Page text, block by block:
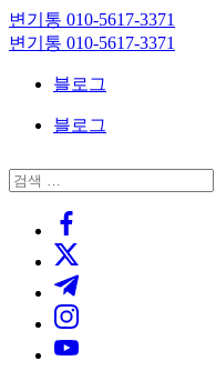
Skip
to
content
변기통 010-5617-3371
변
대
변기통 010-5617-3371
크
블로그
블로그
닫
기
검
https://
https://twitter.com/
https://t.me/
https://
https://youtube.com/